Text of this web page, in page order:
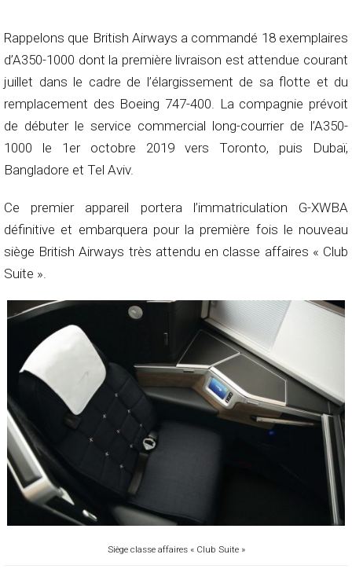
Rappelons que British Airways a commandé 18 exemplaires
d’A350-1000 dont la première livraison est attendue courant
juillet dans le cadre de l’élargissement de sa flotte et du
remplacement des Boeing 747-400. La compagnie prévoit
de débuter le service commercial long-courrier de l’A350-
1000 le 1er octobre 2019 vers Toronto, puis Dubaï,
Bangladore et Tel Aviv.
Ce premier appareil portera l’immatriculation G-XWBA
définitive et embarquera pour la première fois le nouveau
siège British Airways très attendu en classe affaires « Club
Suite ».
Siège classe affaires « Club Suite »